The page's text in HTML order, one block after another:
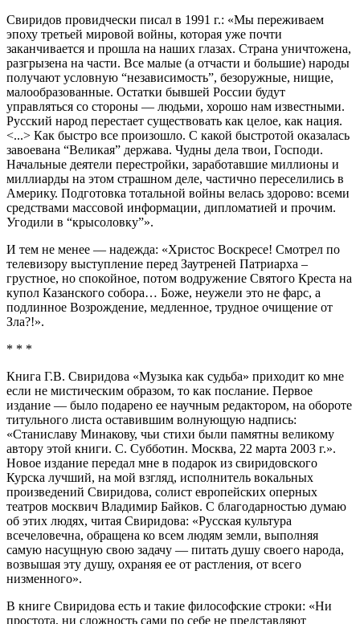
Свиридов провидчески писал в 1991 г.: «Мы переживаем
эпоху третьей мировой войны, которая уже почти
заканчивается и прошла на наших глазах. Страна уничтожена,
разгрызена на части. Все малые (а отчасти и большие) народы
получают условную “независимость”, безоружные, нищие,
малообразованные. Остатки бывшей России будут
управляться со стороны — людьми, хорошо нам известными.
Русский народ перестает существовать как целое, как нация.
<...> Как быстро все произошло. С какой быстротой оказалась
завоевана “Великая” держава. Чудны дела твои, Господи.
Начальные деятели перестройки, заработавшие миллионы и
миллиарды на этом страшном деле, частично переселились в
Америку. Подготовка тотальной войны велась здорово: всеми
средствами массовой информации, дипломатией и прочим.
Угодили в “крысоловку”».
И тем не менее — надежда: «Христос Воскресе! Смотрел по
телевизору выступление перед Заутреней Патриарха –
грустное, но спокойное, потом водружение Святого Креста на
купол Казанского собора… Боже, неужели это не фарс, а
подлинное Возрождение, медленное, трудное очищение от
Зла?!».
* * *
Книга Г.В. Свиридова «Музыка как судьба» приходит ко мне
если не мистическим образом, то как послание. Первое
издание — было подарено ее научным редактором, на обороте
титульного листа оставившим волнующую надпись:
«Станиславу Минакову, чьи стихи были памятны великому
автору этой книги. С. Субботин. Москва, 22 марта 2003 г.».
Новое издание передал мне в подарок из свиридовского
Курска лучший, на мой взгляд, исполнитель вокальных
произведений Свиридова, солист европейских оперных
театров москвич Владимир Байков. С благодарностью думаю
об этих людях, читая Свиридова: «Русская культура
всечеловечна, обращена ко всем людям земли, выполняя
самую насущную свою задачу — питать душу своего народа,
возвышая эту душу, охраняя ее от растления, от всего
низменного».
В книге Свиридова есть и такие философские строки: «Ни
простота, ни сложность сами по себе не представляют